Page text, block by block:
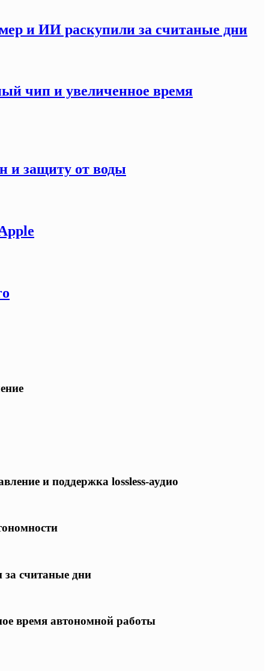
и ИИ раскупили за считаные дни
чип и увеличенное время
и защиту от воды
и поддержка lossless-аудио
считаные дни
время автономной работы